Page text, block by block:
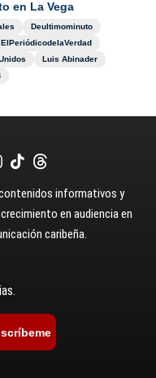
caribeña.